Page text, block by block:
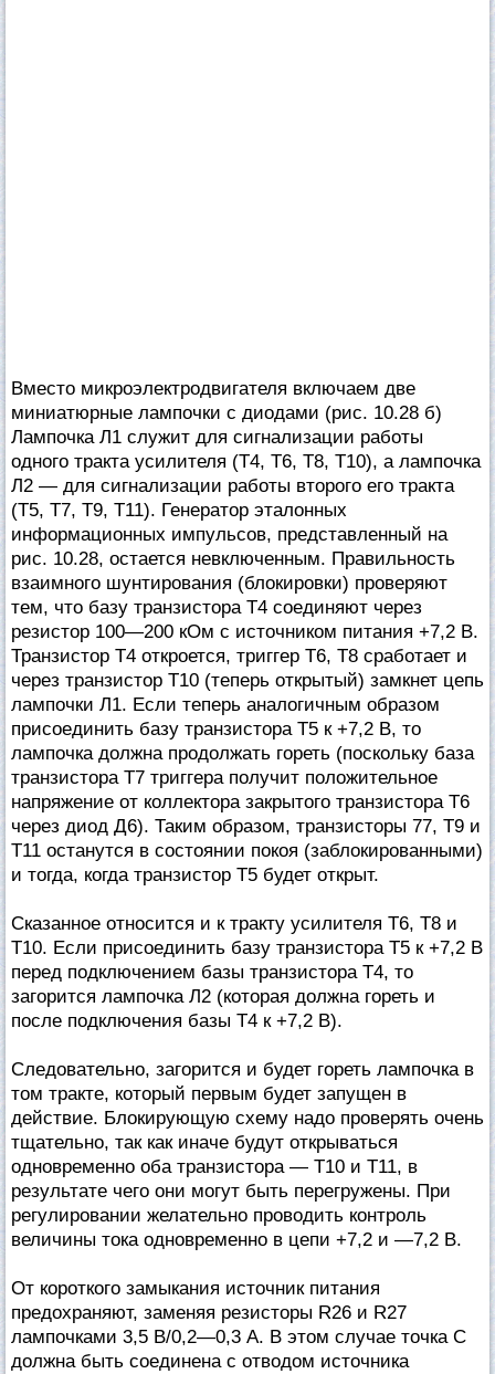
Вместо микроэлектродвигателя включаем две
миниатюрные лампочки с диодами (рис. 10.28 б)
Лампочка Л1 служит для сигнализации работы
одного тракта усилителя (Т4, Т6, Т8, Т10), а лампочка
Л2 — для сигнализации работы второго его тракта
(Т5, Т7, T9, Т11). Генератор эталонных
информационных импульсов, представленный на
рис. 10.28, остается невключенным. Правильность
взаимного шунтирования (блокировки) проверяют
тем, что базу транзистора Т4 соединяют через
резистор 100—200 кОм с источником питания +7,2 В.
Транзистор Т4 откроется, триггер Т6, Т8 сработает и
через транзистор Т10 (теперь открытый) замкнет цепь
лампочки Л1. Если теперь аналогичным образом
присоединить базу транзистора Т5 к +7,2 В, то
лампочка должна продолжать гореть (поскольку база
транзистора Т7 триггера получит положительное
напряжение от коллектора закрытого транзистора Т6
через диод Д6). Таким образом, транзисторы 77, T9 и
Т11 останутся в состоянии покоя (заблокированными)
и тогда, когда транзистор Т5 будет открыт.
Сказанное относится и к тракту усилителя Т6, Т8 и
Т10. Если присоединить базу транзистора Т5 к +7,2 В
перед подключением базы транзистора Т4, то
загорится лампочка Л2 (которая должна гореть и
после подключения базы Т4 к +7,2 В).
Следовательно, загорится и будет гореть лампочка в
том тракте, который первым будет запущен в
действие. Блокирующую схему надо проверять очень
тщательно, так как иначе будут открываться
одновременно оба транзистора — Т10 и Т11, в
результате чего они могут быть перегружены. При
регулировании желательно проводить контроль
величины тока одновременно в цепи +7,2 и —7,2 В.
От короткого замыкания источник питания
предохраняют, заменяя резисторы R26 и R27
лампочками 3,5 В/0,2—0,3 А. В этом случае точка С
должна быть соединена с отводом источника